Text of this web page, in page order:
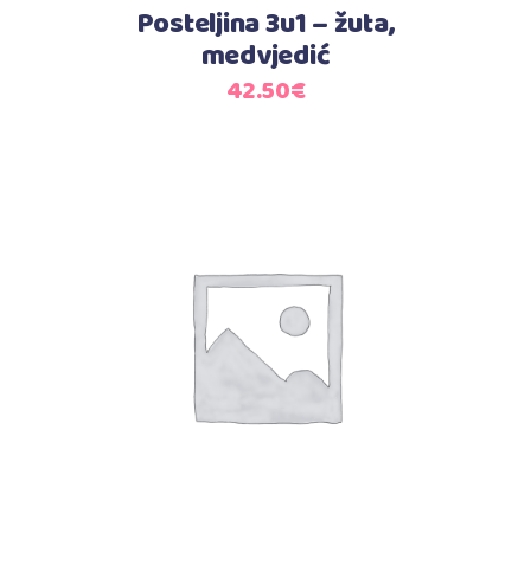
Posteljina 3u1 – žuta,
medvjedić
42.50€
Dodaj u košaricu